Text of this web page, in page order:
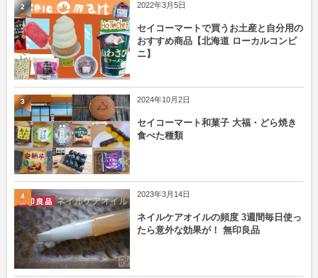
2022年3月5日
セイコーマートで買うお土産と自分用の
おすすめ商品【北海道 ローカルコンビ
ニ】
2
2024年10月2日
セイコーマート和菓子 大福・どら焼き
食べた種類
3
2023年3月14日
ネイルケアオイルの頻度 3週間毎日使っ
たら意外な効果が！ 無印良品
4